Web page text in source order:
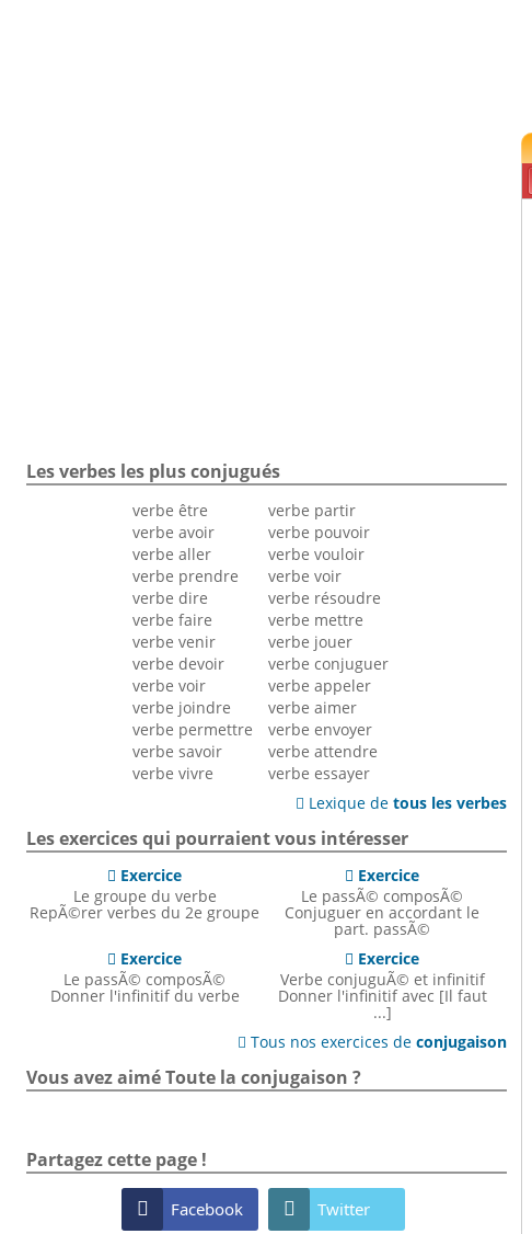
Les verbes les plus conjugués
verbe être
verbe avoir
verbe aller
verbe prendre
verbe dire
verbe faire
verbe venir
verbe devoir
verbe voir
verbe joindre
verbe permettre
verbe savoir
verbe vivre
verbe partir
verbe pouvoir
verbe vouloir
verbe voir
verbe résoudre
verbe mettre
verbe jouer
verbe conjuguer
verbe appeler
verbe aimer
verbe envoyer
verbe attendre
verbe essayer
 Lexique detous les verbes
Les exercices qui pourraient vous intéresser
 Exercice
Le groupe du verbe
RepÃ©rer verbes du 2e groupe
 Exercice
Le passÃ© composÃ©
Conjuguer en accordant le
part. passÃ©
 Exercice
Le passÃ© composÃ©
Donner l'infinitif du verbe
 Exercice
Verbe conjuguÃ© et infinitif
Donner l'infinitif avec [Il faut
...]
 Tous nos exercices deconjugaison
Vous avez aimé Toute la conjugaison ?
Partagez cette page !
 Facebook  Twitter